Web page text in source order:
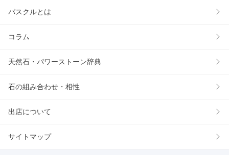
パスクルとは
コラム
天然石・パワーストーン辞典
石の組み合わせ・相性
出店について
サイトマップ